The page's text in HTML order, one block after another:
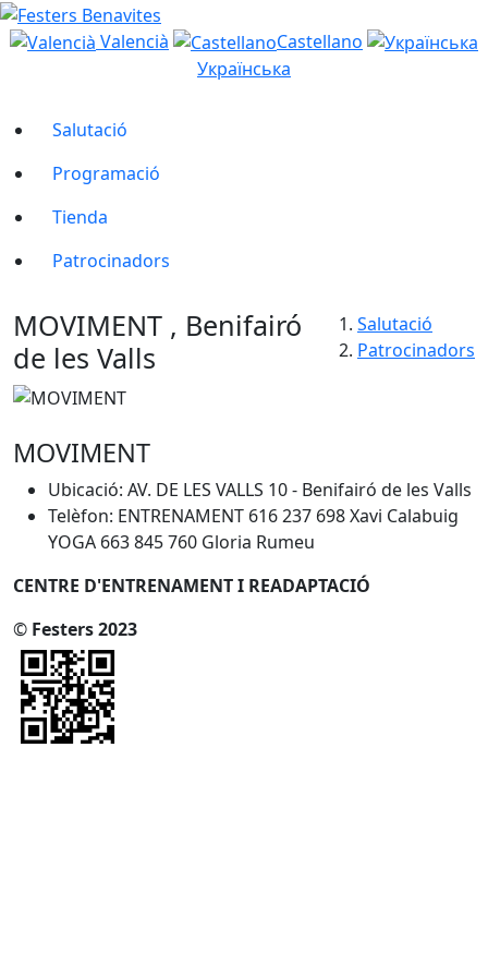
Valencià
Castellano
Українська
Salutació
Programació
Tienda
Patrocinadors
MOVIMENT , Benifairó
de les Valls
Salutació
Patrocinadors
MOVIMENT
Ubicació: AV. DE LES VALLS 10 - Benifairó de les Valls
Telèfon: ENTRENAMENT 616 237 698 Xavi Calabuig
YOGA 663 845 760 Gloria Rumeu
CENTRE D'ENTRENAMENT I READAPTACIÓ
© Festers 2023